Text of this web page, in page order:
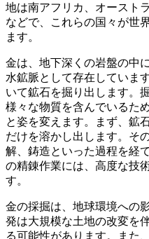
地は南アフリカ、オースト
などで、これらの国々が世
ます。
金は、地下深くの岩盤の中
水鉱脈として存在していま
いて鉱石を掘り出します。
様々な物質を含んでいるため
と姿を変えます。まず、鉱
だけを溶かし出します。そ
解、鋳造といった過程を経
の精錬作業には、高度な技
す。
金の採掘は、地球環境への
発は大規模な土地の改変を
る可能性があります。また